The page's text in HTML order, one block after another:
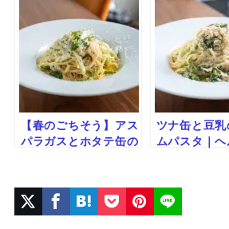
旨レシピ
失敗なし
【春のごちそう】アス
パラガスとホタテ缶の
ツナ缶と豆
ムパスタ｜